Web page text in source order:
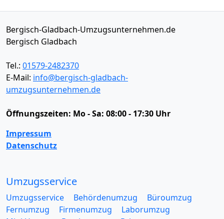
Bergisch-Gladbach-Umzugsunternehmen.de
Bergisch Gladbach
Tel.: 01579-2482370
E-Mail: info@bergisch-gladbach-
umzugsunternehmen.de
Öffnungszeiten: Mo - Sa: 08:00 - 17:30 Uhr
Impressum
Datenschutz
Umzugsservice
Umzugsservice Behördenumzug
Büroumzug
Fernumzug
Firmenumzug
Laborumzug